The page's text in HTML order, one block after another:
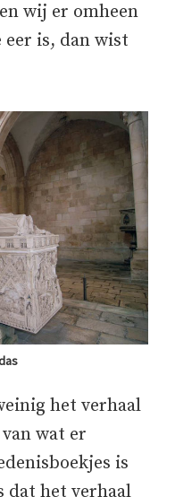
wij er omheen
eer is, dan wist
het verhaal
wat er
is
dat het verhaal